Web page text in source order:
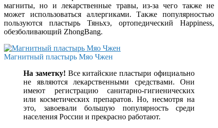
магниты, но и лекарственные травы, из-за чего также не
может использоваться аллергиками. Также популярностью
пользуются пластырь Тяньхэ, ортопедический Happiness,
обезболивающий ZhongBang.
Магнитный пластырь Мяо Чжен
На заметку! Все китайские пластыри официально
не являются лекарственными средствами. Они
имеют регистрацию санитарно-гигиенических
или косметических препаратов. Но, несмотря на
это, завоевали большую популярность среди
населения России и прекрасно работают.